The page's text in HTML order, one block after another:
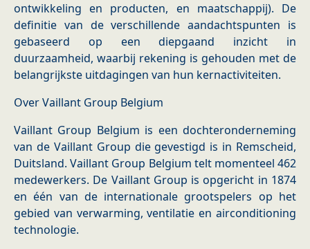
ontwikkeling en producten, en maatschappij). De
definitie van de verschillende aandachtspunten is
gebaseerd op een diepgaand inzicht in
duurzaamheid, waarbij rekening is gehouden met de
belangrijkste uitdagingen van hun kernactiviteiten.
Over Vaillant Group Belgium
Vaillant Group Belgium is een dochteronderneming
van de Vaillant Group die gevestigd is in Remscheid,
Duitsland. Vaillant Group Belgium telt momenteel 462
medewerkers. De Vaillant Group is opgericht in 1874
en één van de internationale grootspelers op het
gebied van verwarming, ventilatie en airconditioning
technologie.